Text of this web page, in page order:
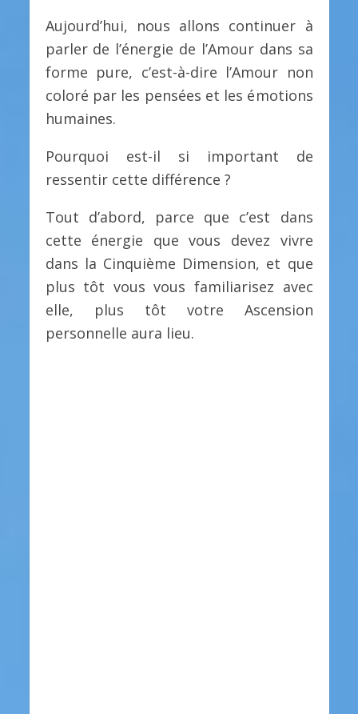
Aujourd’hui, nous allons continuer à
parler de l’énergie de l’Amour dans sa
forme pure, c’est-à-dire l’Amour non
coloré par les pensées et les émotions
humaines.
Pourquoi est-il si important de
ressentir cette différence ?
Tout d’abord, parce que c’est dans
cette énergie que vous devez vivre
dans la Cinquième Dimension, et que
plus tôt vous vous familiarisez avec
elle, plus tôt votre Ascension
personnelle aura lieu.